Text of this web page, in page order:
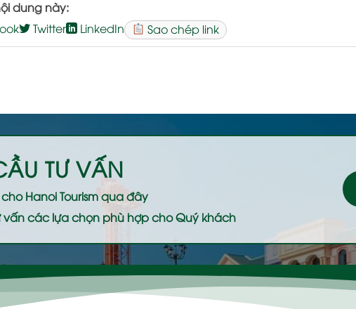
dung này:
Twitter LinkedIn Sao chép link
TƯ VẤN
choHanoi Tourismqua đây
vấn các lựa chọn phù hợp cho Quý khách